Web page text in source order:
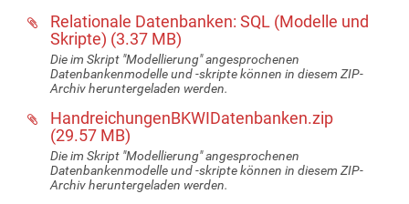
Relationale Datenbanken: SQL (Modelle und
Skripte) (3.37 MB)
Die im Skript "Modellierung" angesprochenen
Datenbankenmodelle und -skripte können in diesem ZIP-
Archiv heruntergeladen werden.
HandreichungenBKWIDatenbanken.zip
(29.57 MB)
Die im Skript "Modellierung" angesprochenen
Datenbankenmodelle und -skripte können in diesem ZIP-
Archiv heruntergeladen werden.